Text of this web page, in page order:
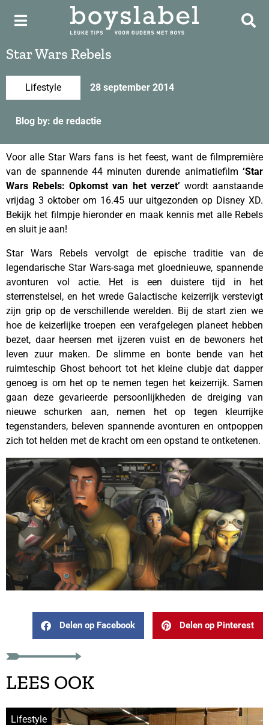
Star Wars Rebels
Lifestyle 28 september 2014
Blog by: de redactie
Voor alle Star Wars fans is het feest, want de filmpremière
van de spannende 44 minuten durende animatiefilm ‘Star
Wars Rebels: Opkomst van het verzet’ wordt aanstaande
vrijdag 3 oktober om 16.45 uur uitgezonden op Disney XD.
Bekijk het filmpje hieronder en maak kennis met alle Rebels
en sluit je aan!
Star Wars Rebels vervolgt de epische traditie van de
legendarische Star Wars-saga met gloednieuwe, spannende
avonturen vol actie. Het is een duistere tijd in het
sterrenstelsel, en het wrede Galactische keizerrijk verstevigt
zijn grip op de verschillende werelden. Bij de start zien we
hoe de keizerlijke troepen een verafgelegen planeet hebben
bezet, daar heersen met ijzeren vuist en de bewoners het
leven zuur maken. De slimme en bonte bende van het
ruimteschip Ghost behoort tot het kleine clubje dat dapper
genoeg is om het op te nemen tegen het keizerrijk. Samen
gaan deze gevarieerde persoonlijkheden de dreiging van
nieuwe schurken aan, nemen het op tegen kleurrijke
tegenstanders, beleven spannende avonturen en ontpoppen
zich tot helden met de kracht om een opstand te ontketenen.
Delen op Facebook Delen op Pinterest
LEES OOK
Lifestyle